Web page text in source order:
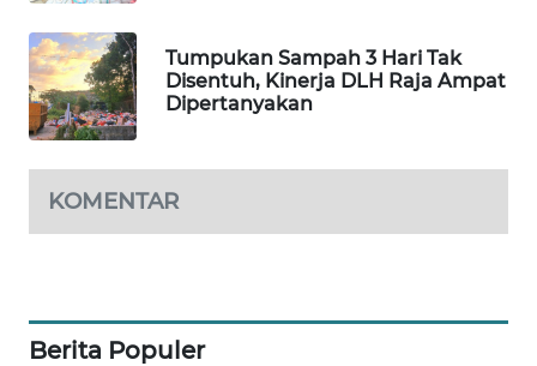
Tumpukan Sampah 3 Hari Tak
Disentuh, Kinerja DLH Raja Ampat
Dipertanyakan
KOMENTAR
Berita Populer
SITUNGIR
NEWS
SIDIKALANG
NEWS
METRO